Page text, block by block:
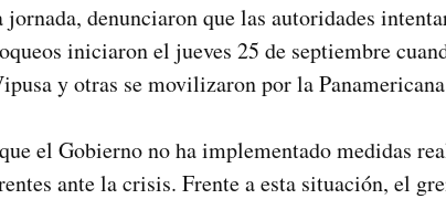
denunciaron que las autoridades
iniciaron el jueves 25 de septiembre
y otras se movilizaron por la
el Gobierno no ha implementado medidas
ante la crisis. Frente a esta situación, el